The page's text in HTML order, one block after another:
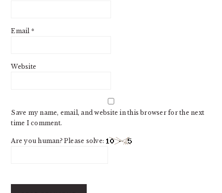
Email *
Website
Save my name, email, and website in this browser for the next
time I comment.
Are you human? Please solve: